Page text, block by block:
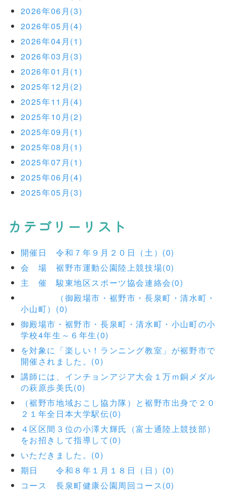
2026年06月(3)
2026年05月(4)
2026年04月(1)
2026年03月(3)
2026年01月(1)
2025年12月(2)
2025年11月(4)
2025年10月(2)
2025年09月(1)
2025年08月(1)
2025年07月(1)
2025年06月(4)
2025年05月(3)
カテゴリーリスト
開催日 令和７年９月２０日（土）(0)
会 場 裾野市運動公園陸上競技場(0)
主 催 駿東地区スポーツ協会連絡会(0)
（御殿場市・裾野市・長泉町・清水町・
小山町）(0)
御殿場市・裾野市・長泉町・清水町・小山町の小
学校4年生～６年生(0)
を対象に「楽しい！ランニング教室」が裾野市で
開催されました。(0)
講師には、インチョンアジア大会１万ｍ銅メダル
の萩原歩美氏(0)
（裾野市地域おこし協力隊）と裾野市出身で２０
２１年全日本大学駅伝(0)
４区区間３位の小澤大輝氏（富士通陸上競技部）
をお招きして指導して(0)
いただきました。(0)
期日 令和８年１月１８日（日）(0)
コース 長泉町健康公園周回コース(0)